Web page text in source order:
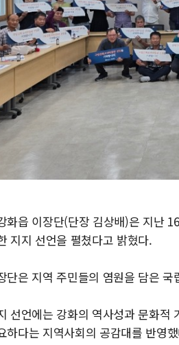
화읍 이장단(단장 김상배)은 지난
지지 선언을 펼쳤다고 밝혔다.
단은 지역 주민들의 염원을 담은
선언에는 강화의 역사성과 문화적
하다는 지역사회의 공감대를 반영